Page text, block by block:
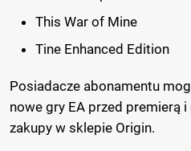
This War of Mine
Tine Enhanced Edition
Posiadacze abonamentu
nowe gry EA przed premierą i
zakupy w sklepie Origin.